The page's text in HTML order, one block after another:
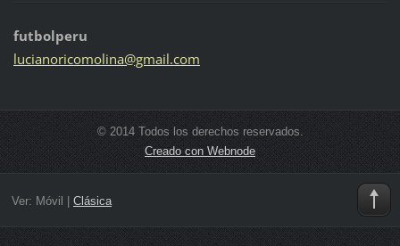
futbolperu
lucianoricomolina@gmail.com
© 2014 Todos los derechos reservados.
Creado con Webnode
Ver: Móvil Clásica